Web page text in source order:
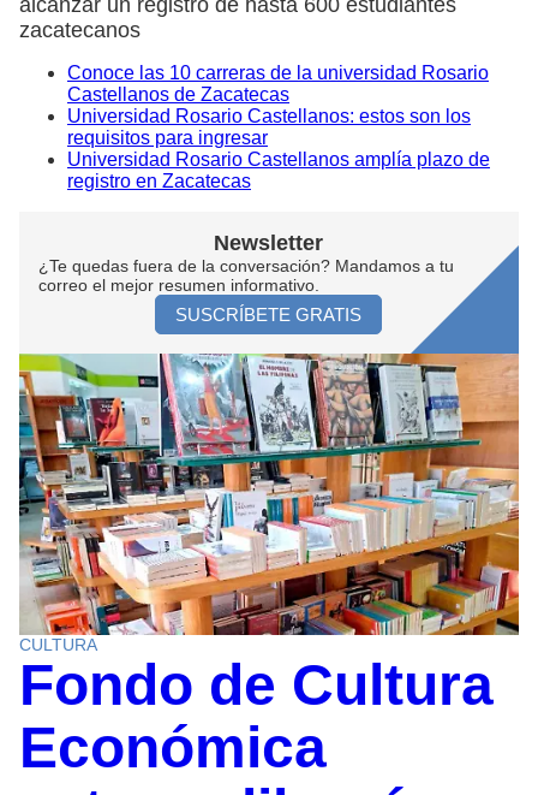
zacatecanos
Conoce las 10 carreras de la universidad Rosario
Castellanos de Zacatecas
Universidad Rosario Castellanos: estos son los
requisitos para ingresar
Universidad Rosario Castellanos amplía plazo de
registro en Zacatecas
Newsletter
¿Te quedas fuera de la conversación? Mandamos a tu
correo el mejor resumen informativo.
SUSCRÍBETE GRATIS
CULTURA
Fondo de Cultura
Económica